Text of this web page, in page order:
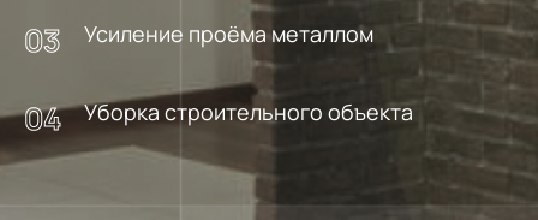
Усиление проёма металлом
Уборка строительного объекта